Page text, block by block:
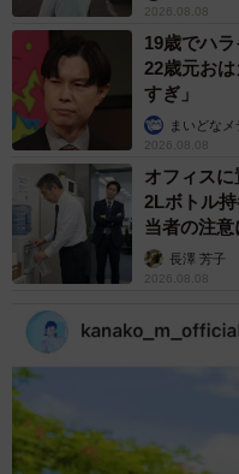
2026.08.08
19歳でハ
22歳元お
すぎ」
まいどなメ
2026.08.08
オフィス
2Lボトル
当者の注
説】長澤 芳子
2026.08.08